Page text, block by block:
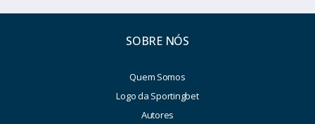
SOBRE NÓS
Quem Somos
Logo da Sportingbet
Autores